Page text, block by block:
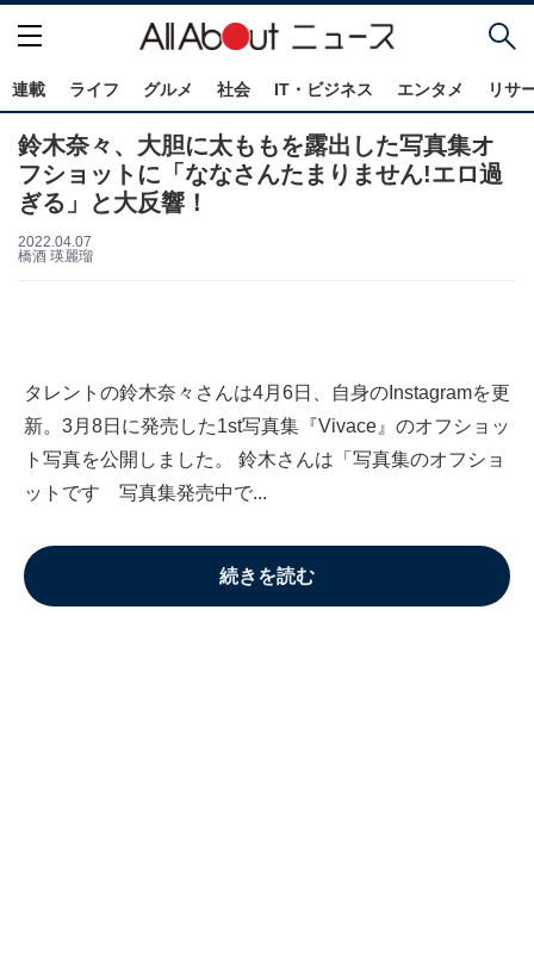
連載 ライフ グルメ 社会 IT・ビジネス エンタメ リサ
鈴木奈々、大胆に太ももを露出した写真集オ
フショットに「ななさんたまりません!エロ過
ぎる」と大反響！
2022.04.07
橋酒 瑛麗瑠
タレントの鈴木奈々さんは4月6日、自身のInstagramを更
新。3月8日に発売した1st写真集『Vivace』のオフショッ
ト写真を公開しました。 鈴木さんは「写真集のオフショ
ットです 写真集発売中で...
続きを読む